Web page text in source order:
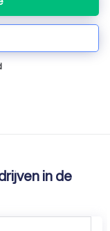
in de